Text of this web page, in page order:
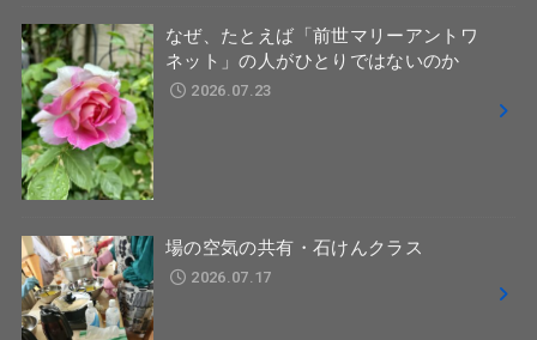
なぜ、たとえば「前世マリーアントワ
ネット」の人がひとりではないのか
2026.07.23
場の空気の共有・石けんクラス
2026.07.17